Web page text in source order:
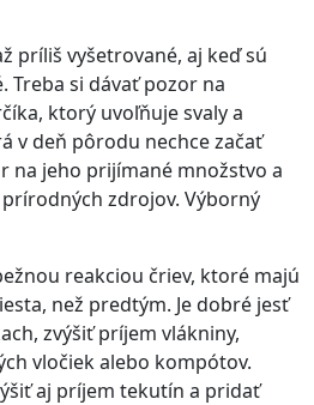
príliš vyšetrované, aj keď sú
Treba si dávať pozor na
ktorý uvoľňuje svaly a
v deň pôrodu nechce začať
na jeho prijímané množstvo a
zdrojov. Výborný
reakciou čriev, ktoré majú
než predtým. Je dobré jesť
zvýšiť príjem vlákniny,
vločiek alebo kompótov.
aj príjem tekutín a pridať